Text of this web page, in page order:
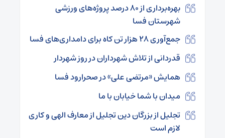
بهره‌برداری از ۸۰ درصد پروژه‌های ورزشی
شهرستان فسا
جمع‌آوری ۲۸ هزار تن کاه برای دامداری‌های فسا
قدردانی از تلاش شهرداران در روز شهردار
همایش «مرتضی علی» در صحرارود فسا
میدان با شما خیابان با ما
تجلیل از بزرگان دین تجلیل از معارف الهی و کاری
لازم است